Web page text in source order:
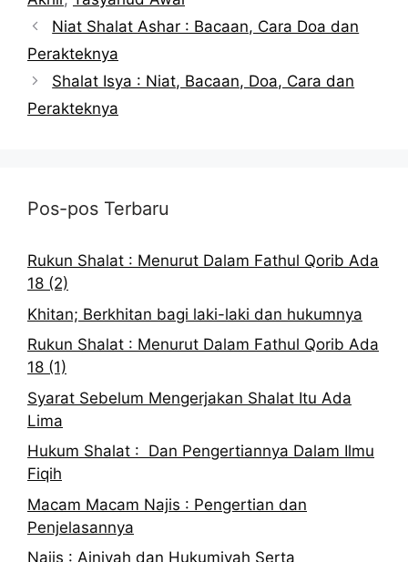
Niat Shalat Ashar : Bacaan, Cara Doa dan
Perakteknya
Shalat Isya : Niat, Bacaan, Doa, Cara dan
Perakteknya
Pos-pos Terbaru
Rukun Shalat : Menurut Dalam Fathul Qorib Ada
18 (2)
Khitan; Berkhitan bagi laki-laki dan hukumnya
Rukun Shalat : Menurut Dalam Fathul Qorib Ada
18 (1)
Syarat Sebelum Mengerjakan Shalat Itu Ada
Lima
Hukum Shalat : Dan Pengertiannya Dalam Ilmu
Fiqih
Macam Macam Najis : Pengertian dan
Penjelasannya
Najis : Ainiyah dan Hukumiyah Serta